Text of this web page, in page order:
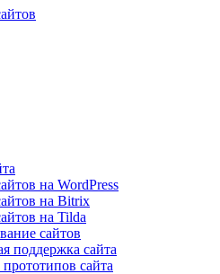
на WordPress
на Bitrix
на Tilda
сайтов
поддержка сайта
прототипов сайта